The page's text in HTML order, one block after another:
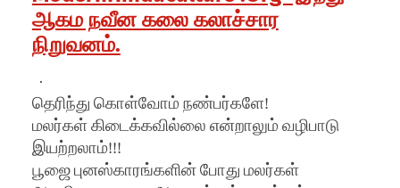
ஆகம நவீன கலை கலாச்சார
நிறுவனம்.
·
தெரிந்து கொள்வோம் நண்பர்களே!
மலர்கள் கிடைக்கவில்லை என்றாலும் வழிபாடு
இயற்றலாம்!!!
பூஜை புனஸ்காரங்களின் போது மலர்கள்